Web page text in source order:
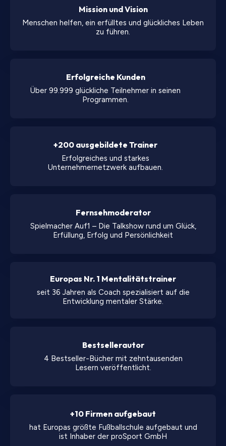
Mission und Vision
Menschen helfen, ein erfülltes und glückliches Leben
zu führen.
Erfolgreiche Kunden
Über 99.999 glückliche Teilnehmer in seinen
Programmen.
+200 ausgebildete Trainer
Erfolgreiches und starkes
Unternehmernetzwerk aufbauen.
Fernsehmoderator
Spielmacher Auf1 – Die Talkshow rund um Glück,
Erfüllung, Erfolg und Persönlichkeit
Europas Nr. 1 Mentalitätstrainer
seit 36 Jahren als Coach spezialisiert auf die
Entwicklung mentaler Stärke.
Bestsellerautor
4 Bestseller-Bücher mit zehntausenden
Lesern veröffentlicht.
+10 Firmen aufgebaut
hat Europas größte Fußballschule aufgebaut und
ist Inhaber der proSport GmbH